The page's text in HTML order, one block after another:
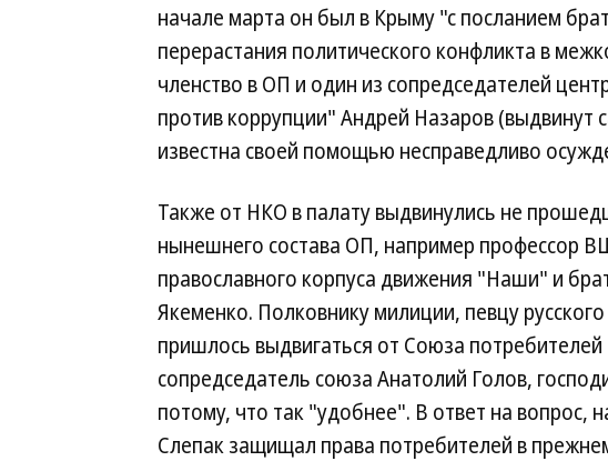
начале марта он был в Крыму "с посланием
перерастания политического конфликта в
членство в ОП и один из сопредседателей
против коррупции" Андрей Назаров (выдвинут
известна своей помощью несправедливо
Также от НКО в палату выдвинулись не
нынешнего состава ОП, например профессор
православного корпуса движения "Наши" и
Якеменко. Полковнику милиции, певцу
пришлось выдвигаться от Союза
сопредседатель союза Анатолий Голов,
потому, что так "удобнее". В ответ на вопрос,
Слепак защищал права потребителей в